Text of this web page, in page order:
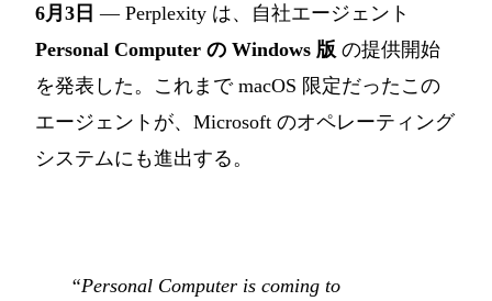
6月3日 — Perplexity は、自社エージェント
Personal Computer の Windows 版 の提供開始
を発表した。これまで macOS 限定だったこの
エージェントが、Microsoft のオペレーティング
システムにも進出する。
“Personal Computer is coming to